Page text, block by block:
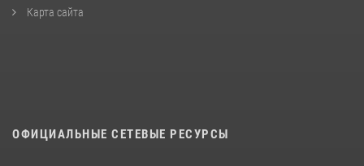
Карта сайта
ОФИЦИАЛЬНЫЕ СЕТЕВЫЕ РЕСУРСЫ